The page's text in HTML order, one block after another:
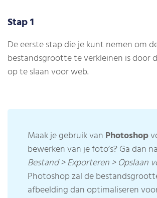
Stap 1
De eerste stap die je kunt nemen om
bestandsgrootte te verkleinen is door
op te slaan voor web.
Maak je gebruik van Photoshop
bewerken van je foto’s? Ga dan
Bestand > Exporteren > Opslaan
Photoshop zal de
afbeelding dan optimaliseren